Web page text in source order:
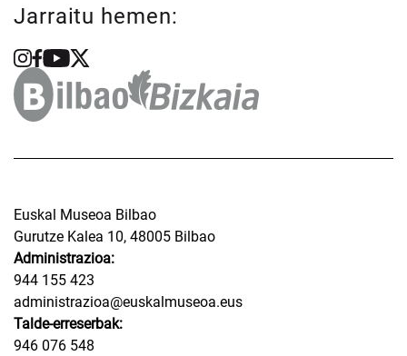
Jarraitu hemen:
Euskal Museoa Bilbao
Gurutze Kalea 10, 48005 Bilbao
Administrazioa:
944 155 423
administrazioa@euskalmuseoa.eus
Talde-erreserbak:
946 076 548